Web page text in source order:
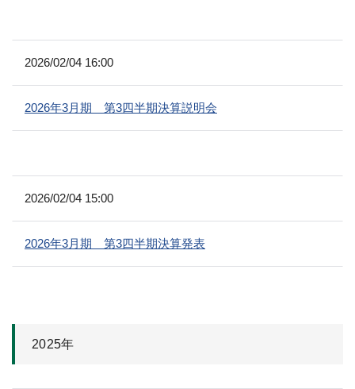
2026/02/04 16:00
2026年3月期 第3四半期決算説明会
2026/02/04 15:00
2026年3月期 第3四半期決算発表
2025年